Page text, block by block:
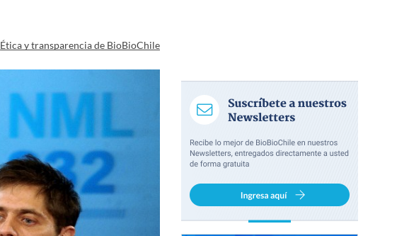
Ética y transparencia de BioBioChile